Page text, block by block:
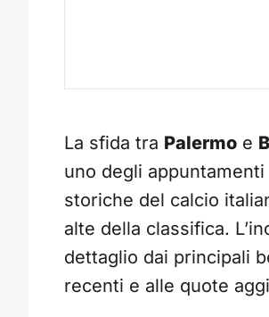
La sfida tra Palermo e
uno degli
storiche del calcio
alte della classifica.
dettaglio dai principali
recenti e alle quote